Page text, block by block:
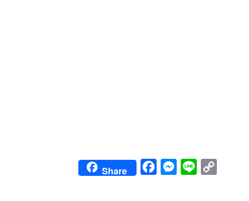
Share Facebook
Messenger
Line